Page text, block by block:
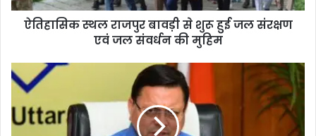
ऐतिहासिक स्थल राजपुर बावड़ी से शुरू हुई जल संरक्षण
एवं जल संवर्धन की मुहिम